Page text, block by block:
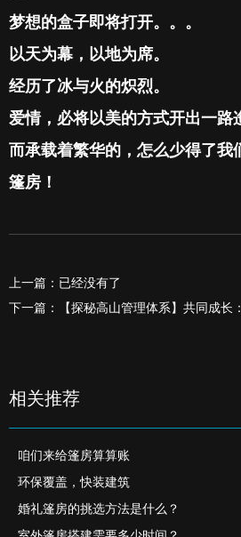
梦想的盒子即将打开。。。
以天为幕，以地为席。
经历了冰与火的炽烈。
爱情，必将以美的方式开出一路
而承载着繁华的，怎么少得了我
篷房！
上一篇：已经没有了
下一篇：【探秘高山管理体系】共同成长
相关推荐
咱们来给篷房算算账
环保覆盖，快装建筑
婚礼篷房的挑选方法是什么？